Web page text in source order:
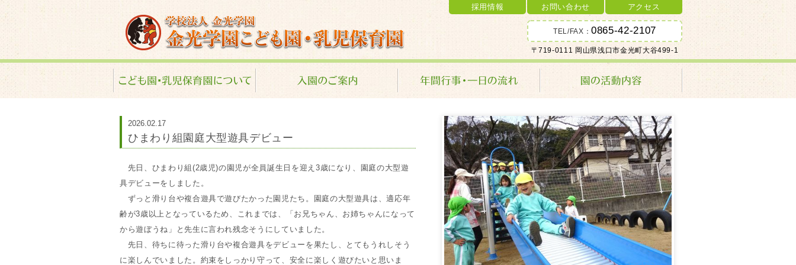
金光学園こども園･乳児保育園 学校法人 金光学園
採用情報 お問い合わせ アクセス
TEL/FAX：0865-42-2107
〒719-0111 岡山県浅口市金光町大谷499-1
2026.02.17
ひまわり組園庭大型遊具デビュー
先日、ひまわり組(2歳児)の園児が全員誕生日を迎え3歳になり、園庭の大型遊
具デビューをしました。
ずっと滑り台や複合遊具で遊びたかった園児たち。園庭の大型遊具は、適応年
齢が3歳以上となっているため、これまでは、「お兄ちゃん、お姉ちゃんになって
から遊ぼうね」と先生に言われ残念そうにしていました。
先日、待ちに待った滑り台や複合遊具をデビューを果たし、とてもうれしそう
に楽しんでいました。約束をしっかり守って、安全に楽しく遊びたいと思いま